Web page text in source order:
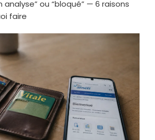
analyse” ou “bloqué” — 6 raisons
faire